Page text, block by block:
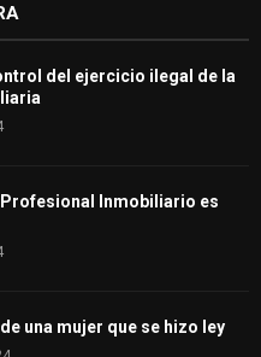
del ejercicio ilegal de la
Inmobiliario es
una mujer que se hizo ley